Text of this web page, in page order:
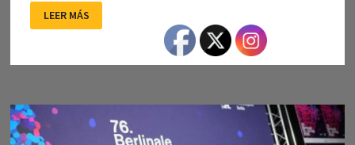
CONVERSACIONES
SOBRE
TELAS
EN
COSTURAS
REVISITADO
LEER MÁS